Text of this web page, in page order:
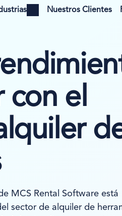
menu
Nuestros Clientes
con el
MCS Rental Software está
sector de alquiler de